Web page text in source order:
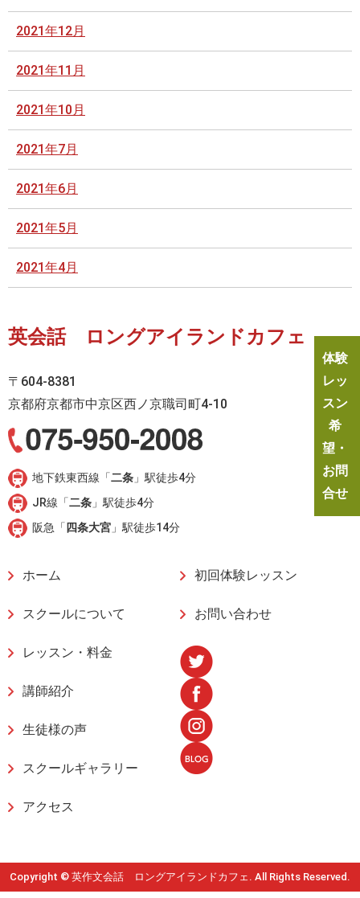
2021年12月
2021年11月
2021年10月
2021年7月
2021年6月
2021年5月
2021年4月
英会話 ロングアイランドカフェ
〒604-8381
京都府京都市中京区西ノ京職司町4-10
地下鉄東西線「二条 」駅徒歩4分
JR線「二条 」駅徒歩4分
阪急「 四条大宮 」駅徒歩14分
ホーム
スクールについて
レッスン・料金
講師紹介
生徒様の声
スクールギャラリー
アクセス
初回体験レッスン
お問い合わせ
体験
レッ
スン
希
望・
お問
合せ
Copyright © 英作文会話 ロングアイランドカフェ. All Rights Reserved.